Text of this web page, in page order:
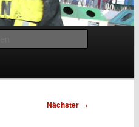
Nächster →